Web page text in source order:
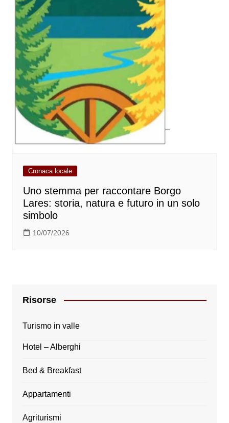
Cronaca locale
Uno stemma per raccontare Borgo
Lares: storia, natura e futuro in un solo
simbolo
10/07/2026
Risorse
Turismo in valle
Hotel – Alberghi
Bed & Breakfast
Appartamenti
Agriturismi